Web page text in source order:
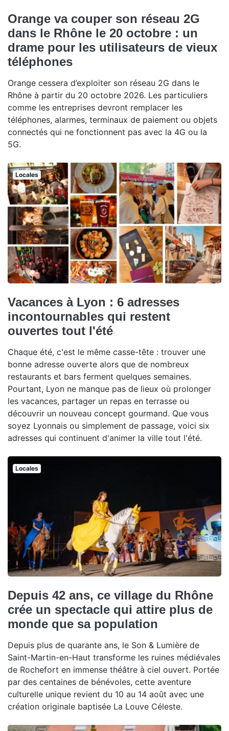
Orange va couper son réseau 2G
dans le Rhône le 20 octobre : un
drame pour les utilisateurs de vieux
téléphones
Orange cessera d’exploiter son réseau 2G dans le
Rhône à partir du 20 octobre 2026. Les particuliers
comme les entreprises devront remplacer les
téléphones, alarmes, terminaux de paiement ou objets
connectés qui ne fonctionnent pas avec la 4G ou la
5G.
Locales
Vacances à Lyon : 6 adresses
incontournables qui restent
ouvertes tout l'été
Chaque été, c'est le même casse-tête : trouver une
bonne adresse ouverte alors que de nombreux
restaurants et bars ferment quelques semaines.
Pourtant, Lyon ne manque pas de lieux où prolonger
les vacances, partager un repas en terrasse ou
découvrir un nouveau concept gourmand. Que vous
soyez Lyonnais ou simplement de passage, voici six
adresses qui continuent d'animer la ville tout l'été.
Locales
Depuis 42 ans, ce village du Rhône
crée un spectacle qui attire plus de
monde que sa population
Depuis plus de quarante ans, le Son & Lumière de
Saint-Martin-en-Haut transforme les ruines médiévales
de Rochefort en immense théâtre à ciel ouvert. Portée
par des centaines de bénévoles, cette aventure
culturelle unique revient du 10 au 14 août avec une
création originale baptisée La Louve Céleste.